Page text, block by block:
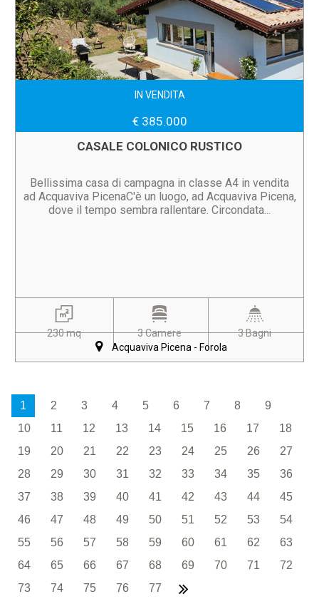
IN VENDITA
€ 385.000
CASALE COLONICO RUSTICO
Bellissima casa di campagna in classe A4 in vendita
ad Acquaviva PicenaC'è un luogo, ad Acquaviva Picena,
dove il tempo sembra rallentare. Circondata...
230 mq 3 Camere
3 Bagni
Acquaviva Picena - Forola
1 2 3 4 5 6 7 8
9
10
11 12 13 14 15 16 17
18
19
20 21 22 23 24 25 26
27
28
29 30 31 32 33 34 35
36
37
38 39 40 41 42 43 44
45
46
47 48 49 50 51 52 53
54
55
56 57 58 59 60 61 62
63
64
65 66 67 68 69 70 71
72
73
74 75 76 77